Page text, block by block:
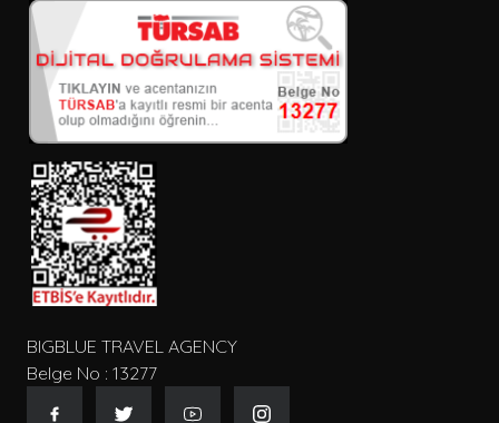
BIGBLUE TRAVEL AGENCY
Belge No : 13277